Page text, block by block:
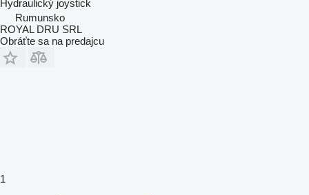
Hydraulický joystick
Rumunsko
ROYAL DRU SRL
Obráťte sa na predajcu
1